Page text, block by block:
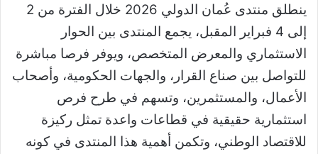
ينطلق منتدى عُمان الدولي 2026 خلال الفترة من 2
إلى 4 فبراير المقبل، يجمع المنتدى بين الحوار
الاستثماري والمعرض المتخصص، ويوفر فرصا مباشرة
للتواصل بين صناع القرار، والجهات الحكومية، وأصحاب
الأعمال، والمستثمرين، وتسهم في طرح فرص
استثمارية حقيقية في قطاعات واعدة تمثل ركيزة
للاقتصاد الوطني، وتكمن أهمية هذا المنتدى في كونه